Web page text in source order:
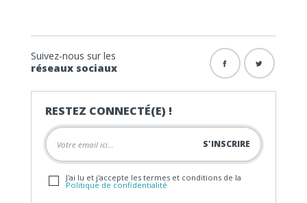
Suivez-nous sur les
réseaux sociaux
RESTEZ CONNECTÉ(E) !
J'ai lu et j'accepte les termes et conditions de la
Politique de confidentialité